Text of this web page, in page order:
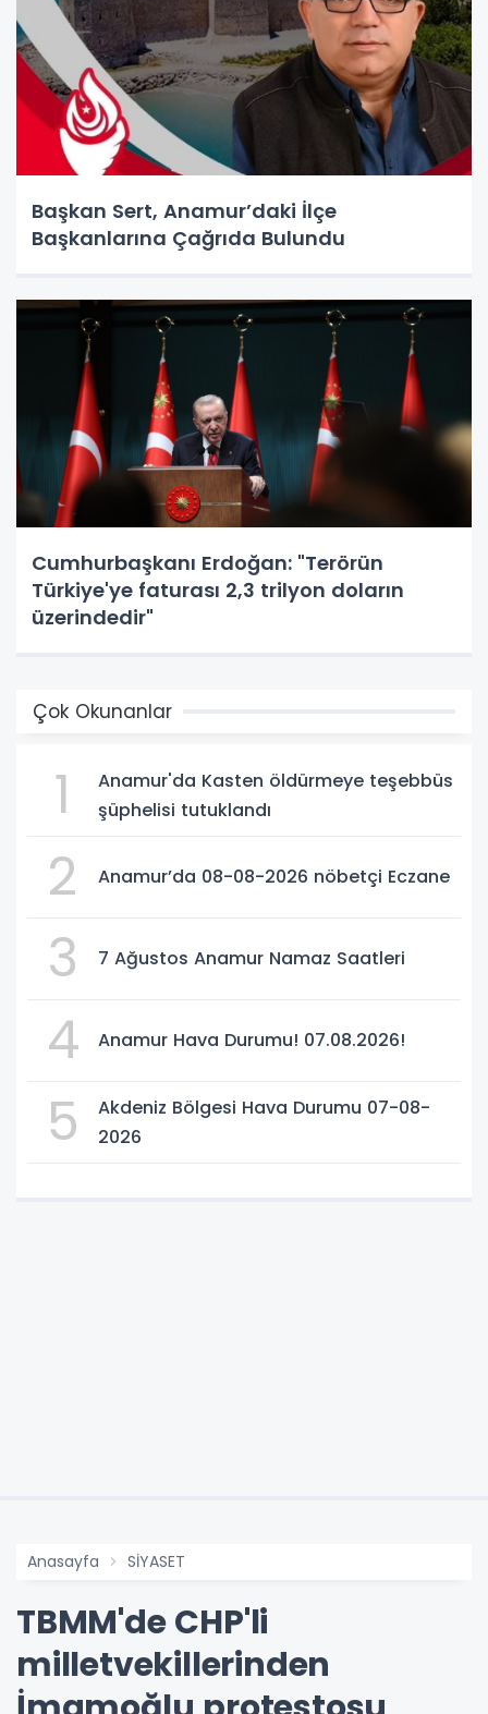
Başkan Sert, Anamur’daki İlçe
Başkanlarına Çağrıda Bulundu
Cumhurbaşkanı Erdoğan: "Terörün
Türkiye'ye faturası 2,3 trilyon doların
üzerindedir"
Çok Okunanlar
1
Anamur'da Kasten öldürmeye teşebbüs
şüphelisi tutuklandı
2 Anamur’da 08-08-2026 nöbetçi Eczane
3 7 Ağustos Anamur Namaz Saatleri
4 Anamur Hava Durumu! 07.08.2026!
5
Akdeniz Bölgesi Hava Durumu 07-08-
2026
Anasayfa SİYASET
TBMM'de CHP'li
milletvekillerinden